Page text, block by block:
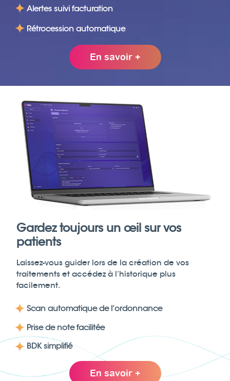
Alertes suivi facturation
Rétrocession automatique
En savoir +
Gardez toujours un œil sur vos
patients
Laissez-vous guider lors de la création de vos
traitements et accédez à l’historique plus
facilement.
Scan automatique de l’ordonnance
Prise de note facilitée
BDK simplifié
En savoir +